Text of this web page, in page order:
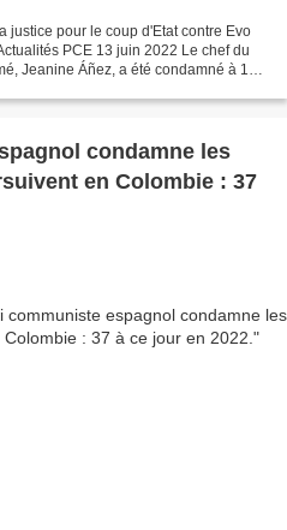
justice pour le coup d'Etat contre Evo
PCE 13 juin 2022 Le chef du
Jeanine Áñez, a été condamné à 10
condamne les
en Colombie : 37